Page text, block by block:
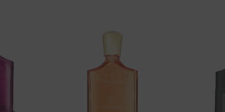
desideri